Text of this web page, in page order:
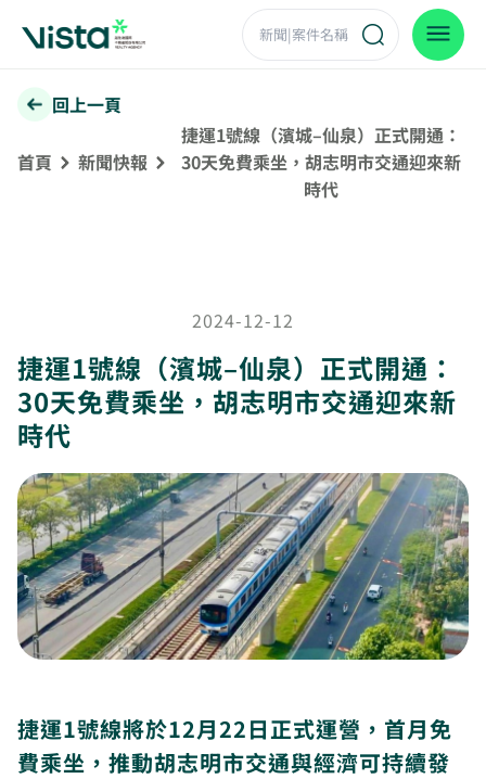
回上一頁
首頁 新聞快報
捷運1號線（濱城–仙泉）正式開通：
30天免費乘坐，胡志明市交通迎來新
時代
2024-12-12
捷運1號線（濱城–仙泉）正式開通：
30天免費乘坐，胡志明市交通迎來新
時代
捷運1號線將於12月22日正式運營，首月免
費乘坐，推動胡志明市交通與經濟可持續發